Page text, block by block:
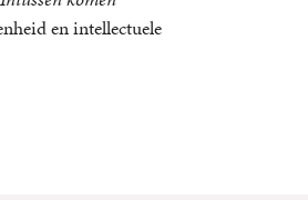
en intellectuele